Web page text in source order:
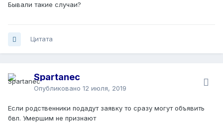
Бывали такие случаи?
Цитата
Spartanec
Опубликовано 12 июля, 2019
Если родственники подадут заявку то сразу могут объявить
бвп. Умершим не признают